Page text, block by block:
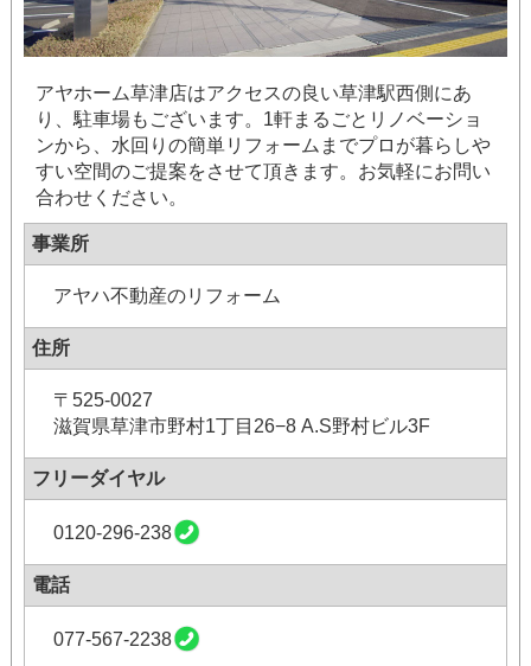
アヤホーム草津店はアクセスの良い草津駅西側にあ
り、駐車場もございます。1軒まるごとリノベーショ
ンから、水回りの簡単リフォームまでプロが暮らしや
すい空間のご提案をさせて頂きます。お気軽にお問い
合わせください。
事業所
アヤハ不動産のリフォーム
住所
〒525-0027
滋賀県草津市野村1丁目26−8 A.S野村ビル3F
フリーダイヤル
0120-296-238
電話
077-567-2238